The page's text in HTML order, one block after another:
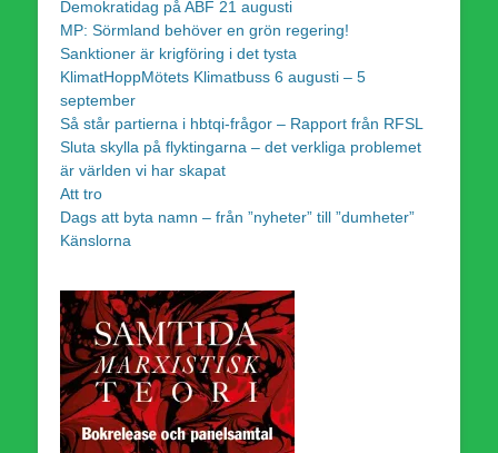
Demokratidag på ABF 21 augusti
MP: Sörmland behöver en grön regering!
Sanktioner är krigföring i det tysta
KlimatHoppMötets Klimatbuss 6 augusti – 5
september
Så står partierna i hbtqi-frågor – Rapport från RFSL
Sluta skylla på flyktingarna – det verkliga problemet
är världen vi har skapat
Att tro
Dags att byta namn – från ”nyheter” till ”dumheter”
Känslorna